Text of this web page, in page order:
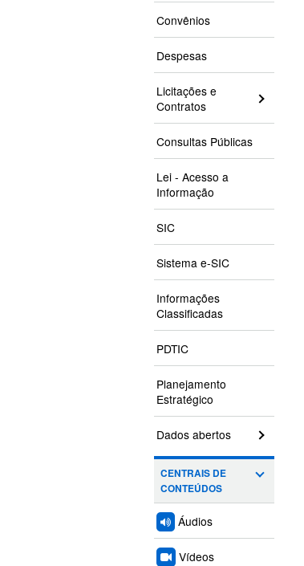
Convênios
Despesas
Licitações e
Contratos
Consultas Públicas
Lei - Acesso a
Informação
SIC
Sistema e-SIC
Informações
Classificadas
PDTIC
Planejamento
Estratégico
Dados abertos
CENTRAIS DE
CONTEÚDOS
Áudios
Vídeos